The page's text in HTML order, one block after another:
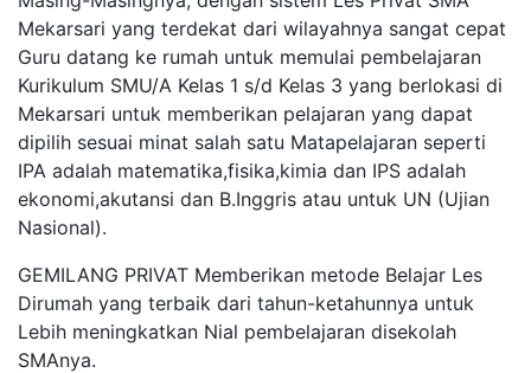
Mekarsari yang terdekat dari wilayahnya sangat cepat
Guru datang ke rumah untuk memulai pembelajaran
Kurikulum SMU/A Kelas 1 s/d Kelas 3 yang berlokasi di
Mekarsari untuk memberikan pelajaran yang dapat
dipilih sesuai minat salah satu Matapelajaran seperti
IPA adalah matematika,fisika,kimia dan IPS adalah
ekonomi,akutansi dan B.Inggris atau untuk UN (Ujian
Nasional).
GEMILANG PRIVAT Memberikan metode Belajar Les
Dirumah yang terbaik dari tahun-ketahunnya untuk
Lebih meningkatkan Nial pembelajaran disekolah
SMAnya.